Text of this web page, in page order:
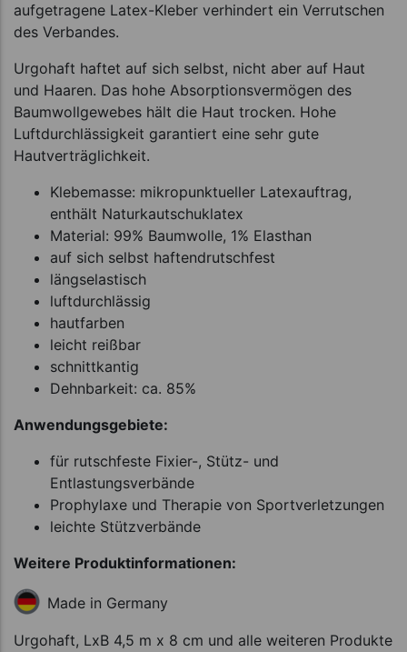
aufgetragene Latex-Kleber verhindert ein Verrutschen
des Verbandes.
Urgohaft haftet auf sich selbst, nicht aber auf Haut
und Haaren. Das hohe Absorptionsvermögen des
Baumwollgewebes hält die Haut trocken. Hohe
Luftdurchlässigkeit garantiert eine sehr gute
Hautverträglichkeit.
Klebemasse: mikropunktueller Latexauftrag,
enthält Naturkautschuklatex
Material: 99% Baumwolle, 1% Elasthan
auf sich selbst haftendrutschfest
längselastisch
luftdurchlässig
hautfarben
leicht reißbar
schnittkantig
Dehnbarkeit: ca. 85%
Anwendungsgebiete:
für rutschfeste Fixier-, Stütz- und
Entlastungsverbände
Prophylaxe und Therapie von Sportverletzungen
leichte Stützverbände
Weitere Produktinformationen:
Made in Germany
Urgohaft, LxB 4,5 m x 8 cm und alle weiteren Produkte